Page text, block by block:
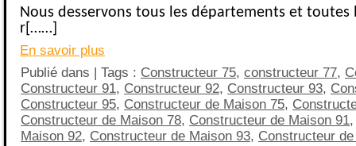
Nous desservons tous les départements et toutes
r[……]
En savoir plus
Publié dans | Tags : Constructeur 75, constructeur 77,
Constructeur 91, Constructeur 92, Constructeur 93,
Constructeur 95, Constructeur de Maison 75,
Constructeur de Maison 78, Constructeur de Maison 91
Maison 92, Constructeur de Maison 93, Constructeur